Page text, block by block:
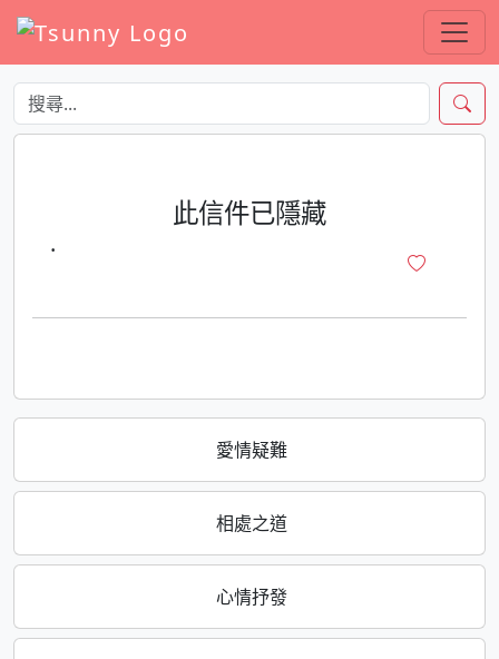
愛情疑難
相處之道
心情抒發
此信件已隱藏
·